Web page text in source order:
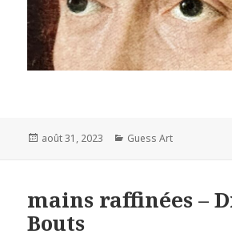
Posted
août 31, 2023 Categories
Guess Art
mains raffinées –
Bouts